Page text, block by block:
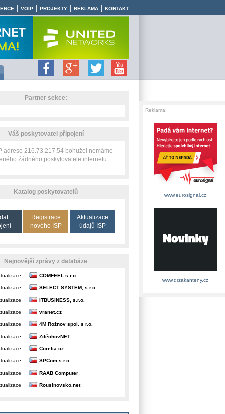
VOIP PROJEKTY REKLAMA KONTAKT
Partner sekce:
Váš poskytovatel připojení
adrese 216.73.217.54 bohužel nemáme
žádného poskytovatele internetu.
Katalog poskytovatelů
Registrace
nového ISP
Aktualizace
údajů ISP
Nejnovější zprávy z databáze
COMFEEL s.r.o.
SELECT SYSTEM, s.r.o.
ITBUSINESS, s.r.o.
vranet.cz
4M Rožnov spol. s r.o.
ZděchovNET
Corelia.cz
SPCom s.r.o.
RAAB Computer
Rousinovsko.net
Reklama:
www.eurosignal.cz
www.drzakanteny.cz